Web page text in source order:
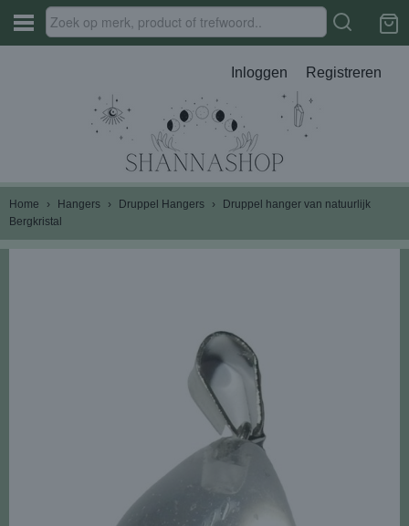
Inloggen Registreren
Home › Hangers › Druppel Hangers ›
Druppel hanger van natuurlijk
Bergkristal